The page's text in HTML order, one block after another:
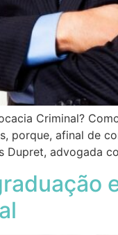
Criminal?
porque, afinal de
Dupret, advogada